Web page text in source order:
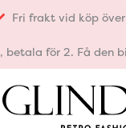
Fri frakt vid köp
betala för 2. Få den